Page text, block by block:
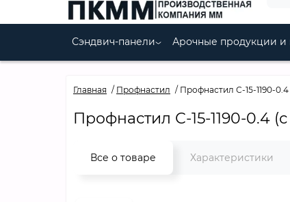
Сэндвич-панели Арочные продукции и
Главная Профнастил Профнастил С-15-1190-
Профнастил С-15-1190-0.4
Все о товаре Характеристики